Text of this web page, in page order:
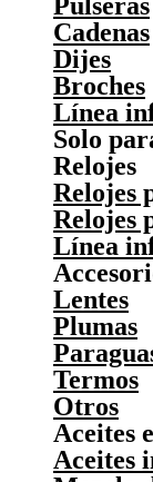
Cadenas
Dijes
Broches
Línea
Solo
Relojes
Relojes
Relojes
Línea
Lentes
Plumas
Termos
Otros
Aceites
Aceites